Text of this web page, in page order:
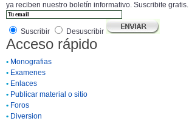
ya reciben nuestro boletín informativo. Suscribite gratis.
Suscribir Desuscribir
Acceso rápido
• Monografias
• Examenes
• Enlaces
• Publicar material o sitio
• Foros
• Diversion